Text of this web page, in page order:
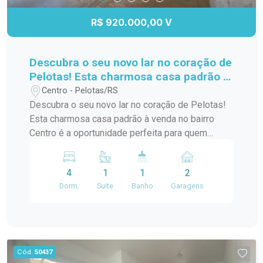
R$ 920.000,00 V
Descubra o seu novo lar no coração de
Pelotas! Esta charmosa casa padrão à
venda no bairro Centro é a
oportunidade perfeita para quem
busca conforto e praticidade. Com
uma localização privilegiada, você
comodidades,
Centro - Pelotas/RS
Descubra o seu novo lar no coração de Pelotas!
Esta charmosa casa padrão à venda no bairro
Centro é a oportunidade perfeita para quem
localização privilegiada, você estará a poucos
passos de diversas comodidades, como
supermercados, restaurantes, lojas e escolas. A
iluminados, proporcionando um ambiente
acolhedor. A sala de estar é ideal para receber
4
Dorm.
1
Suite
1
Banho
2
Garagens
Cód. 50437